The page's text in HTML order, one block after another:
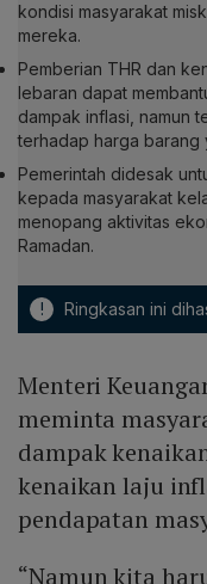
kondisi masyarakat
mereka.
Pemberian THR dan
lebaran dapat
dampak inflasi, namun
terhadap harga barang
Pemerintah didesak
kepada masyarakat
menopang aktivitas
Ramadan.
! Ringkasan ini
Menteri
meminta
dampak
kenaikan laju
pendapatan
“Namun kita